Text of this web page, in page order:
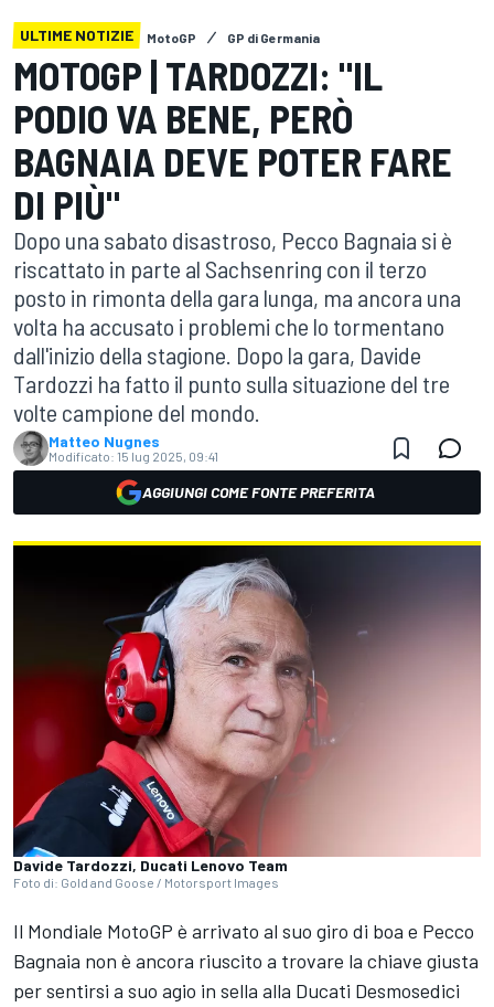
ULTIME NOTIZIE MotoGP GP di Germania
MOTOGP | TARDOZZI: "IL
PODIO VA BENE, PERÒ
BAGNAIA DEVE POTER FARE
DI PIÙ"
Dopo una sabato disastroso, Pecco Bagnaia si è
riscattato in parte al Sachsenring con il terzo
posto in rimonta della gara lunga, ma ancora una
volta ha accusato i problemi che lo tormentano
dall'inizio della stagione. Dopo la gara, Davide
Tardozzi ha fatto il punto sulla situazione del tre
volte campione del mondo.
Matteo Nugnes
Modificato: 15 lug 2025, 09:41
AGGIUNGI COME FONTE PREFERITA
Davide Tardozzi, Ducati Lenovo Team
Foto di: Gold and Goose / Motorsport Images
Il Mondiale MotoGP è arrivato al suo giro di boa e Pecco
Bagnaia non è ancora riuscito a trovare la chiave giusta
per sentirsi a suo agio in sella alla Ducati Desmosedici